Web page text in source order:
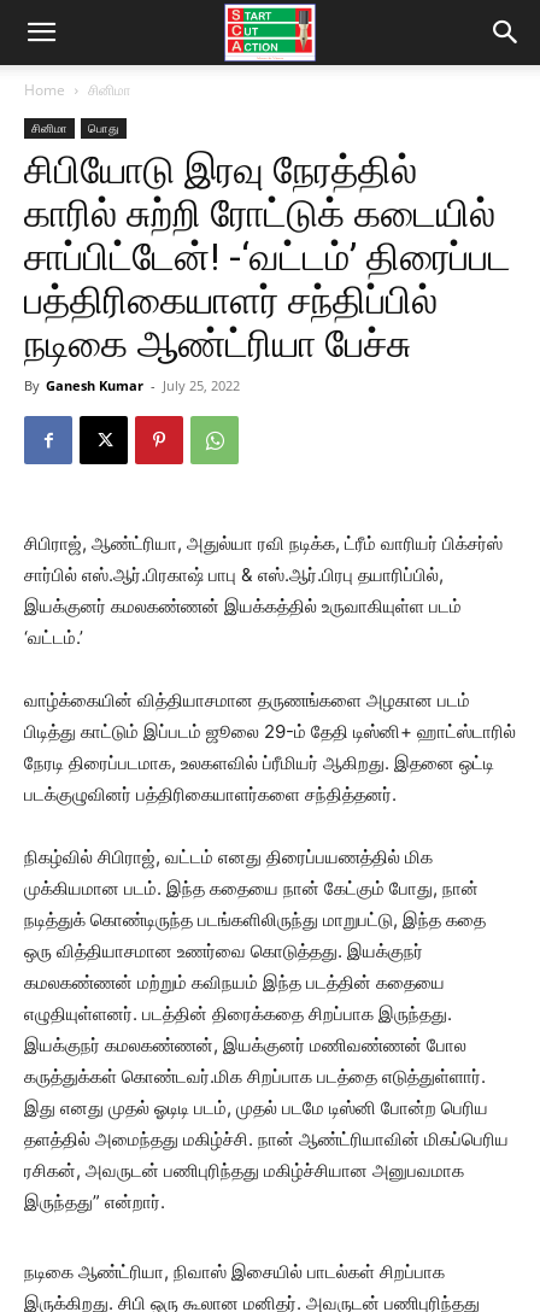
Home சினிமா
சினிமா பொது
சிபியோடு இரவு நேரத்தில்
காரில் சுற்றி ரோட்டுக் கடையில்
சாப்பிட்டேன்! -‘வட்டம்’ திரைப்பட
பத்திரிகையாளர் சந்திப்பில்
நடிகை ஆண்ட்ரியா பேச்சு
By Ganesh Kumar - July 25, 2022
சிபிராஜ், ஆண்ட்ரியா, அதுல்யா ரவி நடிக்க, ட்ரீம் வாரியர் பிக்சர்ஸ்
சார்பில் எஸ்.ஆர்.பிரகாஷ் பாபு & எஸ்.ஆர்.பிரபு தயாரிப்பில்,
இயக்குனர் கமலகண்ணன் இயக்கத்தில் உருவாகியுள்ள படம்
‘வட்டம்.’
வாழ்க்கையின் வித்தியாசமான தருணங்களை அழகான படம்
பிடித்து காட்டும் இப்படம் ஜூலை 29-ம் தேதி டிஸ்னி+ ஹாட்ஸ்டாரில்
நேரடி திரைப்படமாக, உலகளவில் ப்ரீமியர் ஆகிறது. இதனை ஒட்டி
படக்குழுவினர் பத்திரிகையாளர்களை சந்தித்தனர்.
நிகழ்வில் சிபிராஜ், வட்டம் எனது திரைப்பயணத்தில் மிக
முக்கியமான படம். இந்த கதையை நான் கேட்கும் போது, நான்
நடித்துக் கொண்டிருந்த படங்களிலிருந்து மாறுபட்டு, இந்த கதை
ஒரு வித்தியாசமான உணர்வை கொடுத்தது. இயக்குநர்
கமலகண்ணன் மற்றும் கவிநயம் இந்த படத்தின் கதையை
எழுதியுள்ளனர். படத்தின் திரைக்கதை சிறப்பாக இருந்தது.
இயக்குநர் கமலகண்ணன், இயக்குனர் மணிவண்ணன் போல
கருத்துக்கள் கொண்டவர்.மிக சிறப்பாக படத்தை எடுத்துள்ளார்.
இது எனது முதல் ஓடிடி படம், முதல் படமே டிஸ்னி போன்ற பெரிய
தளத்தில் அமைந்தது மகிழ்ச்சி. நான் ஆண்ட்ரியாவின் மிகப்பெரிய
ரசிகன், அவருடன் பணிபுரிந்தது மகிழ்ச்சியான அனுபவமாக
இருந்தது” என்றார்.
நடிகை ஆண்ட்ரியா, நிவாஸ் இசையில் பாடல்கள் சிறப்பாக
இருக்கிறது. சிபி ஒரு கூலான மனிதர். அவருடன் பணிபுரிந்தது